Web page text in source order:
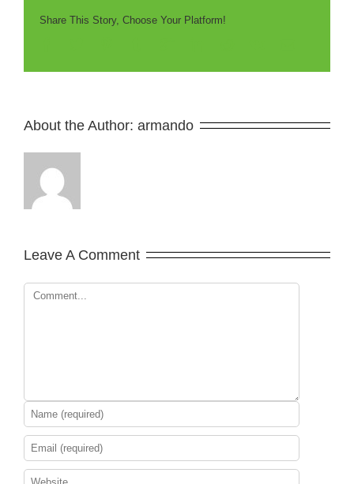
Share This Story, Choose Your Platform!
About the Author: armando
Leave A Comment